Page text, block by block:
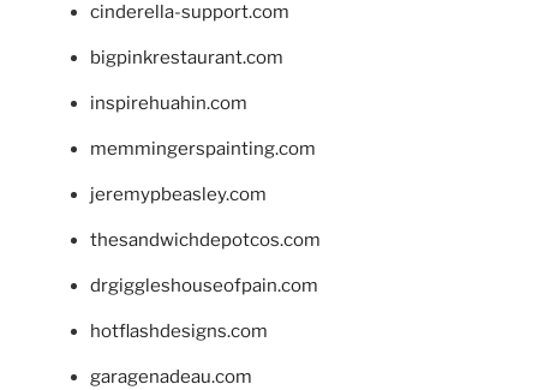
cinderella-support.com
bigpinkrestaurant.com
inspirehuahin.com
memmingerspainting.com
jeremypbeasley.com
thesandwichdepotcos.com
drgiggleshouseofpain.com
hotflashdesigns.com
garagenadeau.com